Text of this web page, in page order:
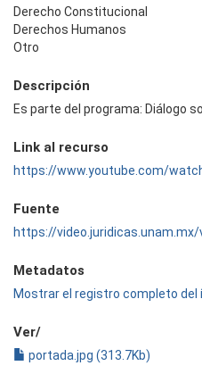
Derecho Constitucional
Derechos Humanos
Otro
Descripción
Es parte del programa: Diálogo
Link al recurso
https://www.youtube.com/
Fuente
https://
Metadatos
Mostrar el registro completo del
Ver/
portada.jpg (313.7Kb)